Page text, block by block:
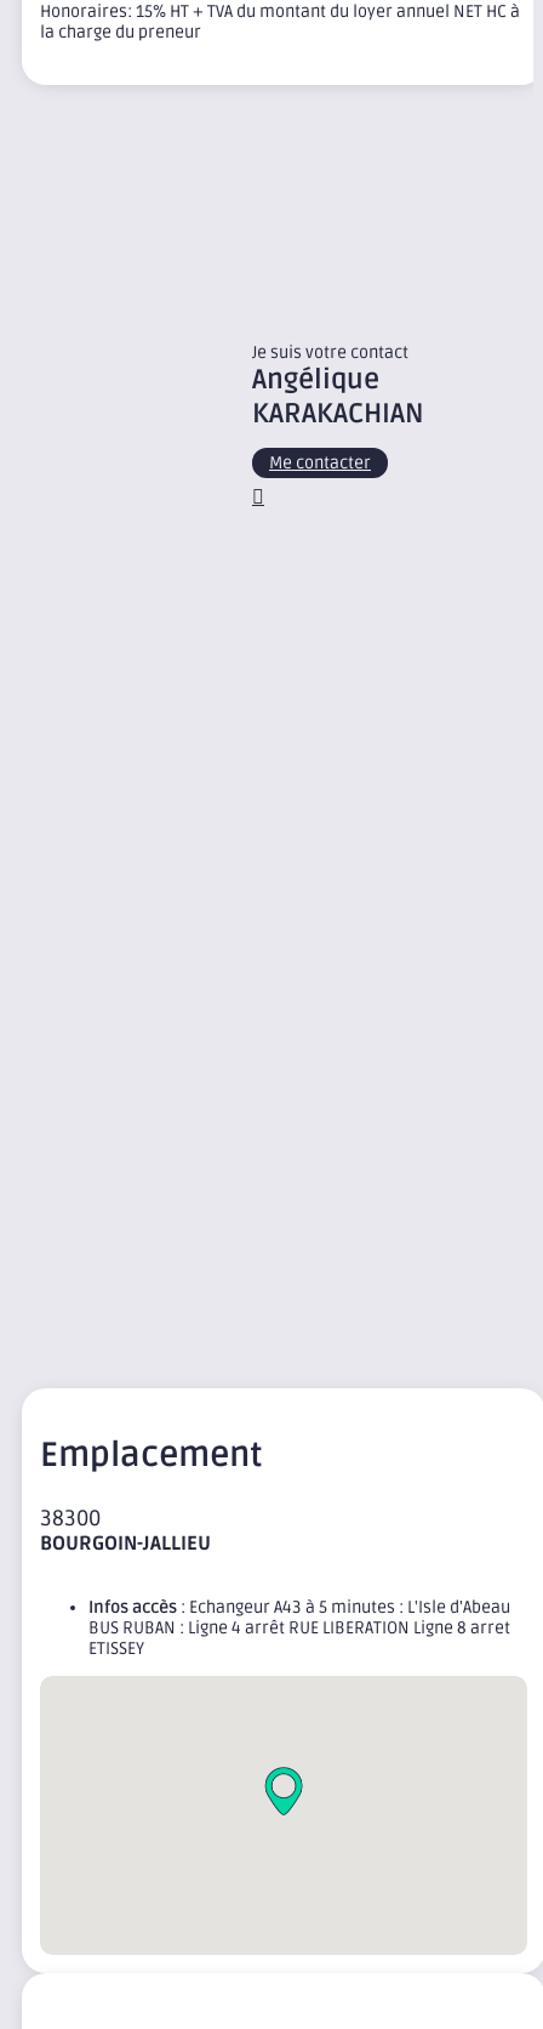
Honoraires: 15% HT + TVA du montant du loyer annuel NET HC à
la charge du preneur
Je suis votre contact
Angélique
KARAKACHIAN
Me contacter
Emplacement
38300
BOURGOIN-JALLIEU
Infos accès : Echangeur A43 à 5 minutes : L'Isle d'Abeau
BUS RUBAN : Ligne 4 arrêt RUE LIBERATION Ligne 8 arret
ETISSEY